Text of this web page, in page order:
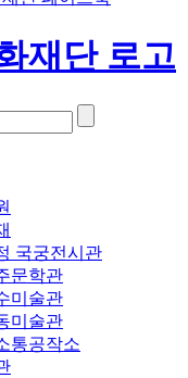
국궁전시관
문학관
미술관
미술관
통공작소